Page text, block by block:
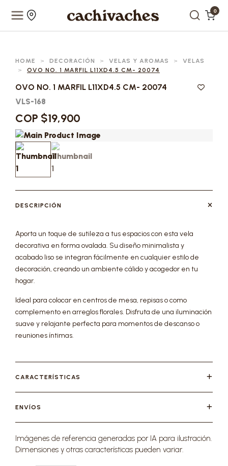
0
HOME > DECORACIÓN > VELAS Y AROMAS >
VELAS
>
OVO NO. 1 MARFIL L11XD4.5 CM- 20074
OVO NO. 1 MARFIL L11XD4.5 CM- 20074
VLS-168
COP $19,900
DESCRIPCIÓN
Aporta un toque de sutileza a tus espacios con esta vela
decorativa en forma ovalada. Su diseño minimalista y
acabado liso se integran fácilmente en cualquier estilo de
decoración, creando un ambiente cálido y acogedor en tu
hogar.
Ideal para colocar en centros de mesa, repisas o como
complemento en arreglos florales. Disfruta de una iluminación
suave y relajante perfecta para momentos de descanso o
reuniones íntimas.
CARACTERÍSTICAS
ENVÍOS
Imágenes de referencia generadas por IA para ilustración.
Dimensiones y otras características pueden variar.